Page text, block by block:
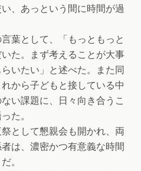
、あっという間に時間が過
葉として、「もっともっと
た。まず考えることが大事
いたい」と述べた。また同
から子どもと接している中
い課題に、日々向き合うこ
た。
として懇親会も開かれ、両
は、濃密かつ有意義な時間
だ。